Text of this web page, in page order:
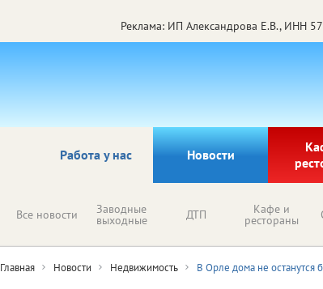
Реклама: ИП Александрова Е.В., ИНН
Работа у нас Новости
Все новости Заводные
выходные ДТП Кафе и
рестораны
Главная Новости Недвижимость В Орле дома не останутся